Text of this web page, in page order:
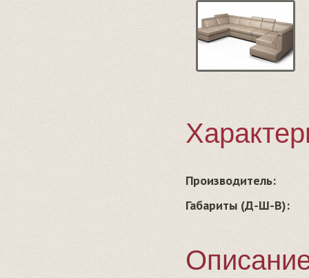
Производитель:
Габариты (Д-Ш-В):